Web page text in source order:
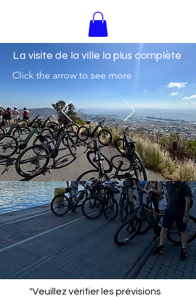
La visite de la ville la plus complète
Click the arrow to see more
"Veuillez vérifier les prévisions